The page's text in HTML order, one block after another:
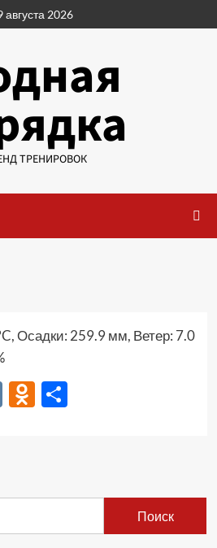
августа 2026
ТРЕНИРОВОК
Осадки: 259.9 мм, Ветер: 7.0
VKOdnoklassniki
Отправить
Поиск